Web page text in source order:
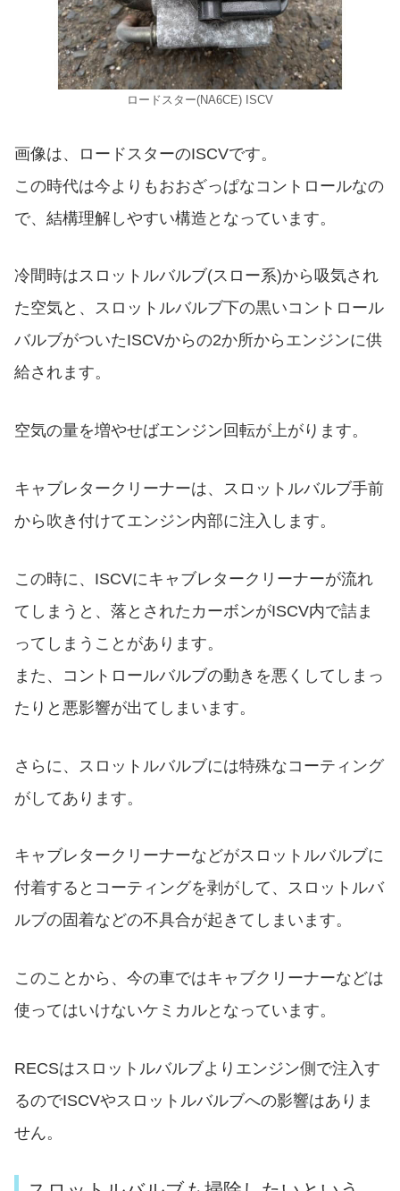
ロードスター(NA6CE) ISCV
画像は、ロードスターのISCVです。
この時代は今よりもおおざっぱなコントロールなの
で、結構理解しやすい構造となっています。
冷間時はスロットルバルブ(スロー系)から吸気され
た空気と、スロットルバルブ下の黒いコントロール
バルブがついたISCVからの2か所からエンジンに供
給されます。
空気の量を増やせばエンジン回転が上がります。
キャブレタークリーナーは、スロットルバルブ手前
から吹き付けてエンジン内部に注入します。
この時に、ISCVにキャブレタークリーナーが流れ
てしまうと、落とされたカーボンがISCV内で詰ま
ってしまうことがあります。
また、コントロールバルブの動きを悪くしてしまっ
たりと悪影響が出てしまいます。
さらに、スロットルバルブには特殊なコーティング
がしてあります。
キャブレタークリーナーなどがスロットルバルブに
付着するとコーティングを剥がして、スロットルバ
ルブの固着などの不具合が起きてしまいます。
このことから、今の車ではキャブクリーナーなどは
使ってはいけないケミカルとなっています。
RECSはスロットルバルブよりエンジン側で注入す
るのでISCVやスロットルバルブへの影響はありま
せん。